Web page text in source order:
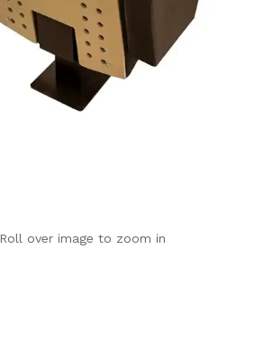
Roll over image to zoom in